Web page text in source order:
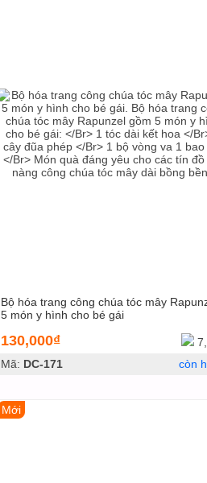
Bộ hóa trang công chúa tóc mây
5 món y hình cho bé gái
130,000₫
Mã: DC-171 còn
Mới